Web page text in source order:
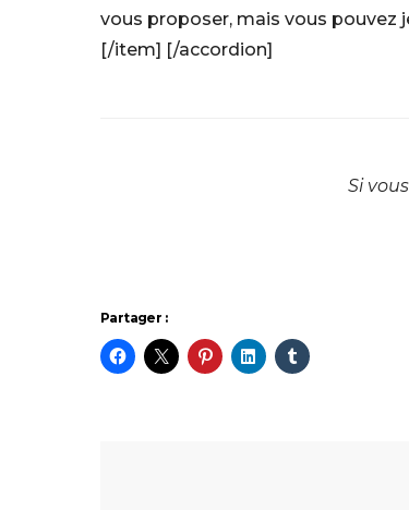
vous proposer, mais vous pouvez
[/item] [/accordion]
Si
Partager :